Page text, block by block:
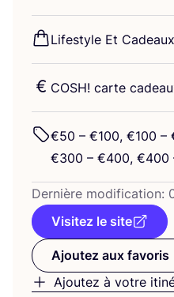
Life­style Et
COSH! carte
€50 – €100, €100 –
€300 – €400, €400
Der­nière modi­fi­ca­tion:
Visitez le site
Ajoutez aux favoris
Ajoutez
Ajoutez à votre